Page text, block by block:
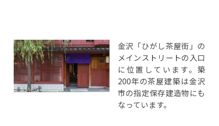
金沢「ひがし茶屋街」の
メインストリートの入口
に位置しています。築
200年の茶屋建築は金沢
市の指定保存建造物にも
なっています。